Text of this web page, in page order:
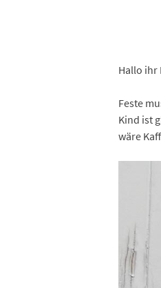
Hallo ihr
Feste
Kind ist
wäre